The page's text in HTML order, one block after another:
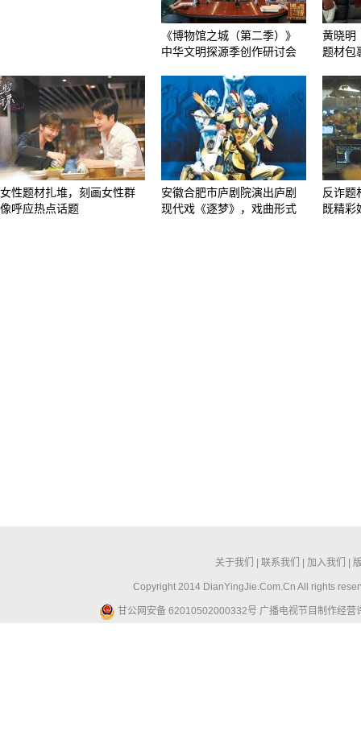
《博物馆之城（第二季）》
中华文明探源季创作研讨会
黄晓明
题材包
女性题材扎堆，刻画女性群
像呼应热点话题
安徽合肥市庐剧院演出庐剧
现代戏《逐梦》，戏曲形式
反诈题
既精彩
关于我们 联系我们 加入我们
Copyright 2014 DianYingJie.Com.Cn All rights
甘公网安备 62010502000332号 广播电视节目制作经